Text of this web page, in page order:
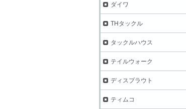
ダイワ
THタックル
タックルハウス
テイルウォーク
ディスプラウト
ティムコ